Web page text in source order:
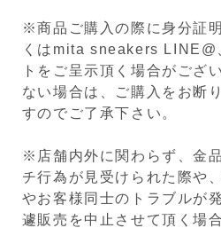
※商品ご購入の際に身分証
くはmita sneakers LINE@
トをご呈示頂く場合がござ
ない場合は、ご購入をお断
すのでご了承下さい。
※店舗内外に関わらず、金
チ行為が見受けられた際や
やお客様同士のトラブルが
遽販売を中止させて頂く場